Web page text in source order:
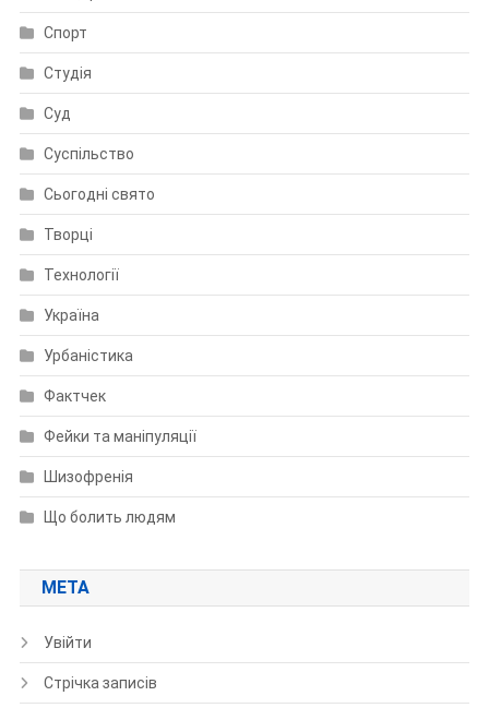
Спорт
Студія
Суд
Суспільство
Сьогодні свято
Творці
Технології
Україна
Урбаністика
Фактчек
Фейки та маніпуляції
Шизофренія
Що болить людям
МЕТА
Увійти
Стрічка записів